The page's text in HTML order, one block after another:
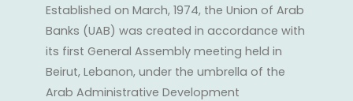
Established on March, 1974, the Union of Arab
Banks (UAB) was created in accordance with
its first General Assembly meeting held in
Beirut, Lebanon, under the umbrella of the
Arab Administrative Development